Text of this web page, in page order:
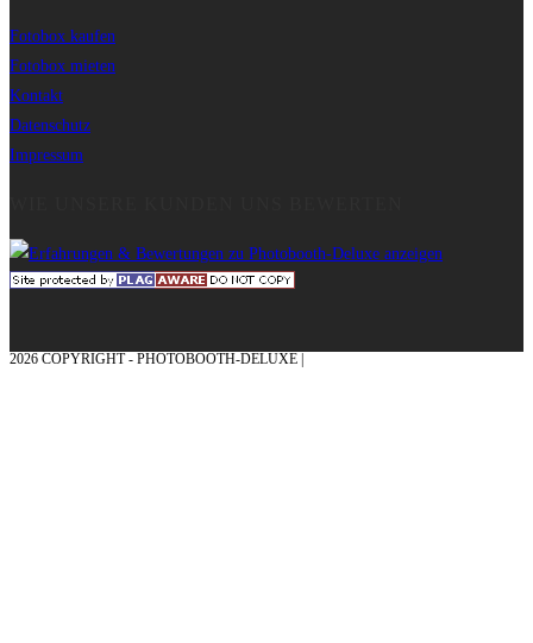
Fotobox kaufen
Fotobox mieten
Kontakt
Datenschutz
Impressum
2026 COPYRIGHT - PHOTOBOOTH-DELUXE |